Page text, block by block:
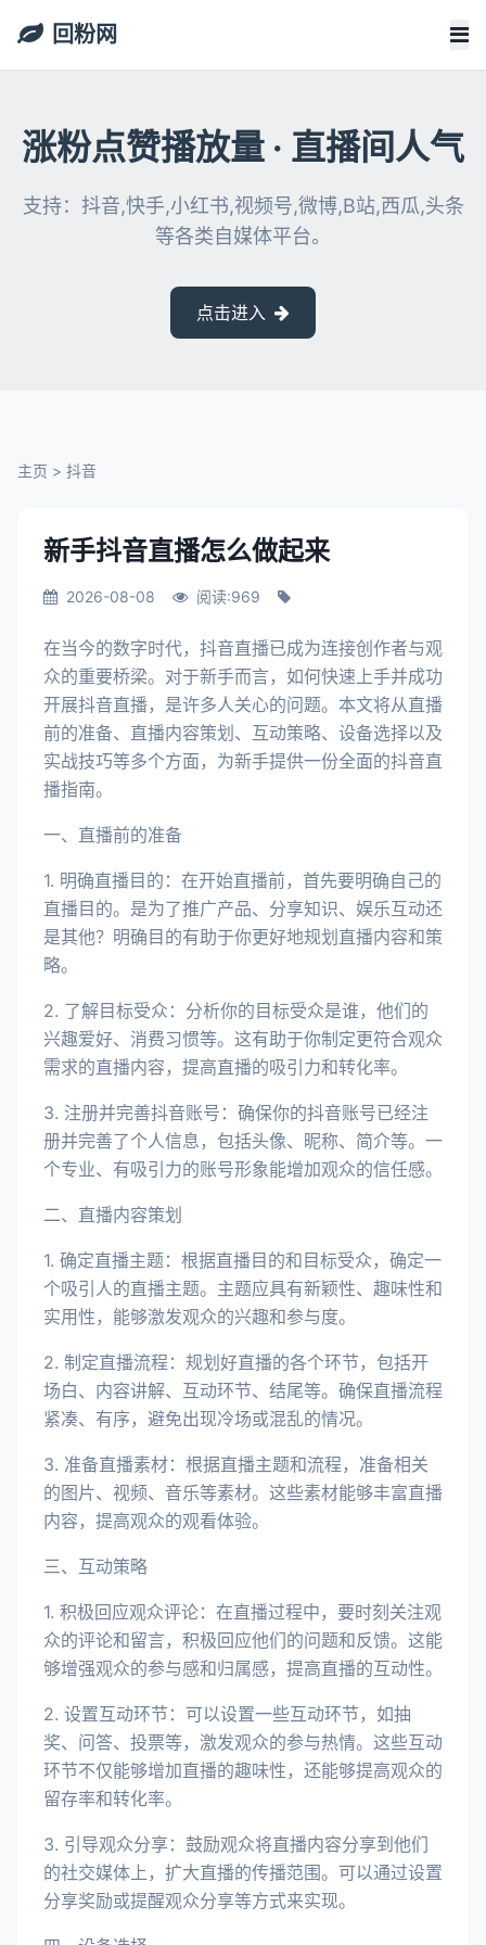
回粉网
涨粉点赞播放量 · 直播间人气
支持：抖音,快手,小红书,视频号,微博,B站,西瓜,头条
等各类自媒体平台。
点击进入
主页 > 抖音
新手抖音直播怎么做起来
2026-08-08 阅读:969
在当今的数字时代，抖音直播已成为连接创作者与观
众的重要桥梁。对于新手而言，如何快速上手并成功
开展抖音直播，是许多人关心的问题。本文将从直播
前的准备、直播内容策划、互动策略、设备选择以及
实战技巧等多个方面，为新手提供一份全面的抖音直
播指南。
一、直播前的准备
1. 明确直播目的：在开始直播前，首先要明确自己的
直播目的。是为了推广产品、分享知识、娱乐互动还
是其他？明确目的有助于你更好地规划直播内容和策
略。
2. 了解目标受众：分析你的目标受众是谁，他们的
兴趣爱好、消费习惯等。这有助于你制定更符合观众
需求的直播内容，提高直播的吸引力和转化率。
3. 注册并完善抖音账号：确保你的抖音账号已经注
册并完善了个人信息，包括头像、昵称、简介等。一
个专业、有吸引力的账号形象能增加观众的信任感。
二、直播内容策划
1. 确定直播主题：根据直播目的和目标受众，确定一
个吸引人的直播主题。主题应具有新颖性、趣味性和
实用性，能够激发观众的兴趣和参与度。
2. 制定直播流程：规划好直播的各个环节，包括开
场白、内容讲解、互动环节、结尾等。确保直播流程
紧凑、有序，避免出现冷场或混乱的情况。
3. 准备直播素材：根据直播主题和流程，准备相关
的图片、视频、音乐等素材。这些素材能够丰富直播
内容，提高观众的观看体验。
三、互动策略
1. 积极回应观众评论：在直播过程中，要时刻关注观
众的评论和留言，积极回应他们的问题和反馈。这能
够增强观众的参与感和归属感，提高直播的互动性。
2. 设置互动环节：可以设置一些互动环节，如抽
奖、问答、投票等，激发观众的参与热情。这些互动
环节不仅能够增加直播的趣味性，还能够提高观众的
留存率和转化率。
3. 引导观众分享：鼓励观众将直播内容分享到他们
的社交媒体上，扩大直播的传播范围。可以通过设置
分享奖励或提醒观众分享等方式来实现。